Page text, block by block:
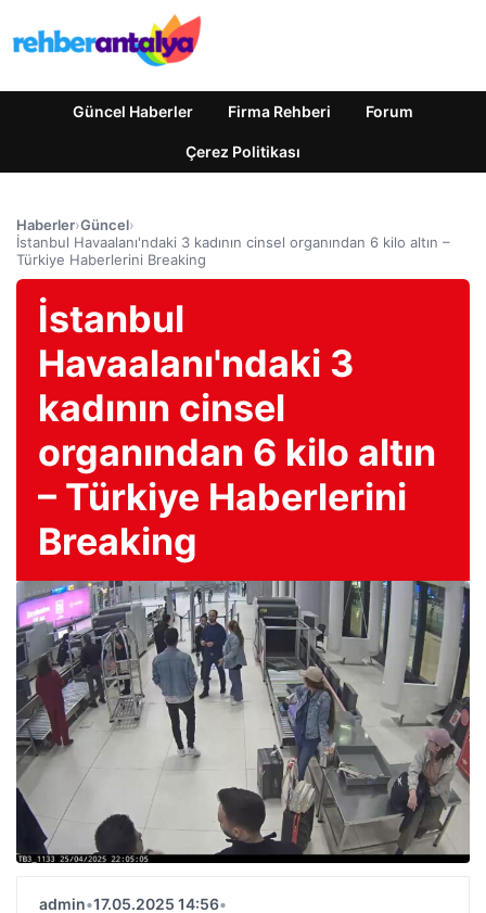
Güncel Haberler Firma Rehberi Forum
Çerez Politikası
Haberler›Güncel›
İstanbul Havaalanı'ndaki 3 kadının cinsel organından 6 kilo altın –
Türkiye Haberlerini Breaking
İstanbul
Havaalanı'ndaki 3
kadının cinsel
organından 6 kilo altın
– Türkiye Haberlerini
Breaking
admin•17.05.2025 14:56•